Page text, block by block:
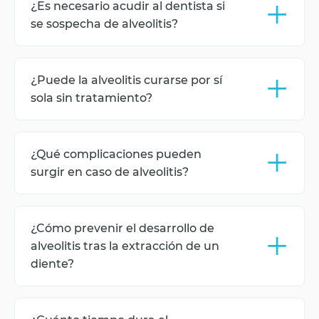
antisépticos, aplicación de apósitos medicinales y,
si es necesario, prescripción de antibióticos.
¿Es necesario acudir al dentista si
se sospecha de alveolitis?
+
para evitar complicaciones.
¿Puede la alveolitis curarse por sí
sola sin tratamiento?
+
complicaciones más graves.
¿Qué complicaciones pueden
surgir en caso de alveolitis?
+
tejidos vecinos, y daño óseo.
¿Cómo prevenir el desarrollo de
alveolitis tras la extracción de un
diente?
+